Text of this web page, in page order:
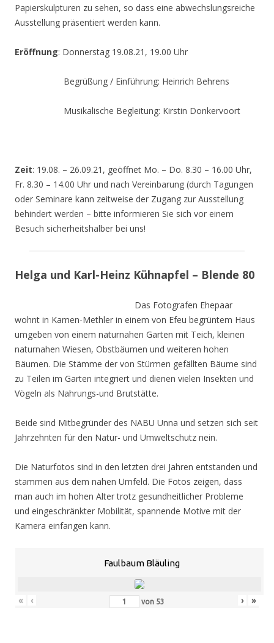
Papierskulpturen zu sehen, so dass eine abwechslungsreiche
Ausstellung präsentiert werden kann.
Eröffnung: Donnerstag 19.08.21, 19.00 Uhr
Begrüßung / Einführung: Heinrich Behrens
Musikalische Begleitung: Kirstin Donkervoort
Zeit: 19.08. – 26.09.21, geöffnet Mo. – Do. 8.30 – 16.00 Uhr,
Fr. 8.30 – 14.00 Uhr und nach Vereinbarung (durch Tagungen
oder Seminare kann zeitweise der Zugang zur Ausstellung
behindert werden – bitte informieren Sie sich vor einem
Besuch sicherheitshalber bei uns!
Helga und Karl-Heinz Kühnapfel – Blende 80
Das Fotografen Ehepaar
wohnt in Kamen-Methler in einem von Efeu begrüntem Haus
umgeben von einem naturnahen Garten mit Teich, kleinen
naturnahen Wiesen, Obstbäumen und weiteren hohen
Bäumen. Die Stämme der von Stürmen gefällten Bäume sind
zu Teilen im Garten integriert und dienen vielen Insekten und
Vögeln als Nahrungs-und Brutstätte.
Beide sind Mitbegründer des NABU Unna und setzen sich seit
Jahrzehnten für den Natur- und Umweltschutz nein.
Die Naturfotos sind in den letzten drei Jahren entstanden und
stammen aus dem nahen Umfeld. Die Fotos zeigen, dass
man auch im hohen Alter trotz gesundheitlicher Probleme
und eingeschränkter Mobilität, spannende Motive mit der
Kamera einfangen kann.
Faulbaum Bläuling
« ‹ von 53 › »